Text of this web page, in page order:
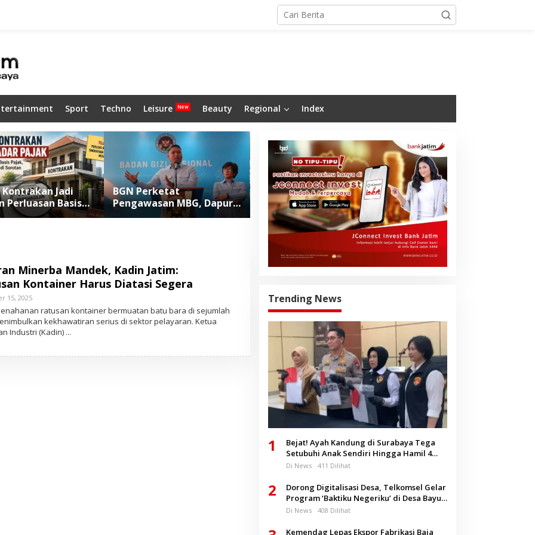
Sport Techno Leisure Beauty Regional Index
Kontrakan Jadi
Perluasan Basis
2027
BGN Perketat
Pengawasan MBG, Dapur
Lalai Bakal Dikenai Sanksi
Puluhan Praktisi
Sustainability Studi
Banding ke Bogasari,
Pelajari Praktik Industri
Hijau
Jelang Konser 30 Tahun,
UNGU Hadirkan Video
Musik “Utara-Selatan”
Minerba Mandek, Kadin Jatim:
Kontainer Harus Diatasi Segera
15, 2025
E
H
A
I
Penahanan ratusan kontainer bermuatan batu bara di sejumlah
kekhawatiran serius di sektor pelayaran. Ketua
Industri (Kadin)
Trending News
1
Bejat! Ayah Kandung di Surabaya Tega
Setubuhi Anak Sendiri Hingga Hamil 4
Bulan
Di News 411 Dilihat
2
Dorong Digitalisasi Desa, Telkomsel Gelar
Program ‘Baktiku Negeriku’ di Desa Bayu
Banyuwangi
Di News 408 Dilihat
Kemendag Lepas Ekspor Fabrikasi Baja